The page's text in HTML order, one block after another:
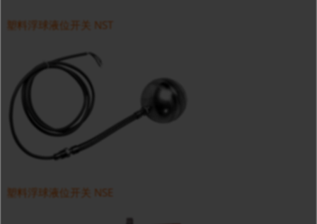
塑料浮球液位开关 NST
塑料浮球液位开关 NSE